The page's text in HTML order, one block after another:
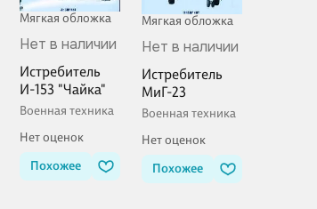
Мягкая обложка
Нет в наличии
Истребитель
И-153 "Чайка"
Военная техника
Нет оценок
Похожее
Мягкая обложка
Нет в наличии
Истребитель
МиГ-23
Военная техника
Нет оценок
Похожее